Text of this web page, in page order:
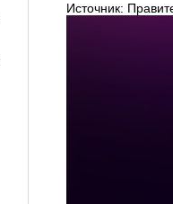
Источник: